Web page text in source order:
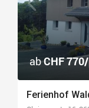
abCHF
Ferienhof